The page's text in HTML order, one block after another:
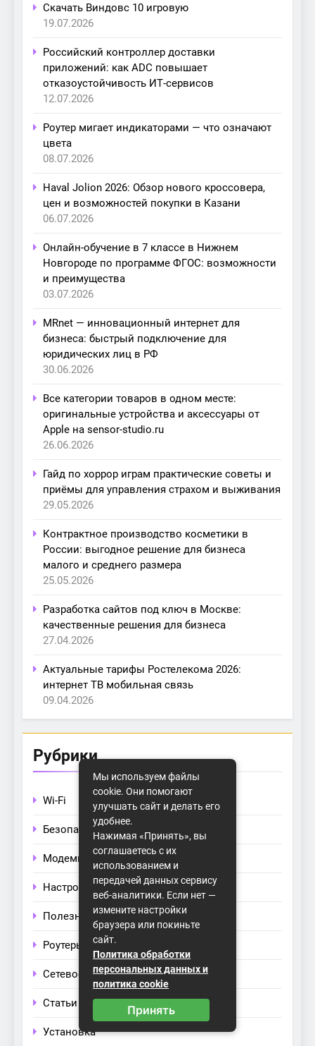
Скачать Виндовс 10 игровую
19.07.2026
Российский контроллер доставки
приложений: как ADC повышает
отказоустойчивость ИТ-сервисов
12.07.2026
Роутер мигает индикаторами — что означают
цвета
08.07.2026
Haval Jolion 2026: Обзор нового кроссовера,
цен и возможностей покупки в Казани
06.07.2026
Онлайн-обучение в 7 классе в Нижнем
Новгороде по программе ФГОС: возможности
и преимущества
03.07.2026
MRnet — инновационный интернет для
бизнеса: быстрый подключение для
юридических лиц в РФ
30.06.2026
Все категории товаров в одном месте:
оригинальные устройства и аксессуары от
Apple на sensor-studio.ru
26.06.2026
Гайд по хоррор играм практические советы и
приёмы для управления страхом и выживания
29.05.2026
Контрактное производство косметики в
России: выгодное решение для бизнеса
малого и среднего размера
25.05.2026
Разработка сайтов под ключ в Москве:
качественные решения для бизнеса
27.04.2026
Актуальные тарифы Ростелекома 2026:
интернет ТВ мобильная связь
09.04.2026
Рубрики
Wi-Fi
Безопасность
Модемы
Настройка
Полезные советы
Роутеры
Сетевое оборудование
Статьи
Установка
Мы используем файлы
cookie. Они помогают
улучшать сайт и делать его
удобнее.
Нажимая «Принять», вы
соглашаетесь с их
использованием и
передачей данных сервису
веб-аналитики. Если нет —
измените настройки
браузера или покиньте
сайт.
Политика обработки
персональных данных и
политика cookie
Принять